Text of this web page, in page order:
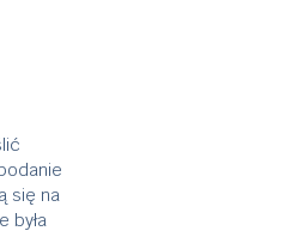
się na
była